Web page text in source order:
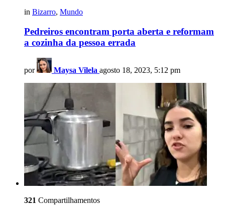
in Bizarro, Mundo
Pedreiros encontram porta aberta e reformam
a cozinha da pessoa errada
por Maysa Vilela agosto 18, 2023, 5:12 pm
321 Compartilhamentos